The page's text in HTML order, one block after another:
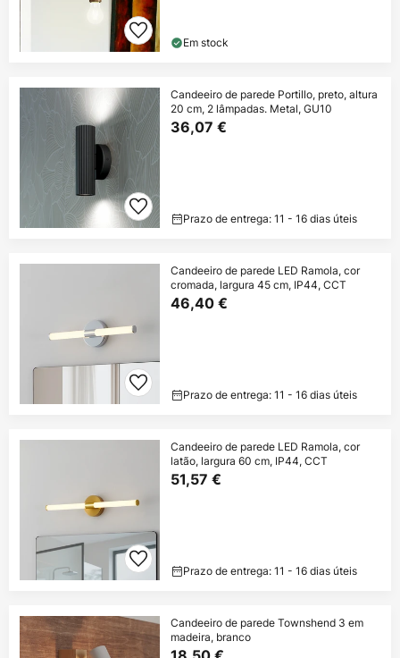
Em stock
Candeeiro de parede Portillo, preto, altura
20 cm, 2 lâmpadas. Metal, GU10
36,07 €
Prazo de entrega: 11 - 16 dias úteis
Candeeiro de parede LED Ramola, cor
cromada, largura 45 cm, IP44, CCT
46,40 €
Prazo de entrega: 11 - 16 dias úteis
Candeeiro de parede LED Ramola, cor
latão, largura 60 cm, IP44, CCT
51,57 €
Prazo de entrega: 11 - 16 dias úteis
Candeeiro de parede Townshend 3 em
madeira, branco